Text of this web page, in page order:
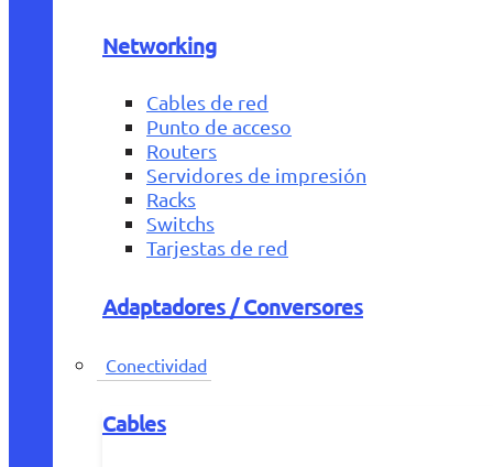
Networking
Cables de red
Punto de acceso
Routers
Servidores de impresión
Racks
Switchs
Tarjestas de red
Adaptadores / Conversores
Conectividad
Cables